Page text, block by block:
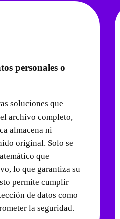
personales o
soluciones que
archivo completo,
almacena ni
original. Solo se
que
lo que garantiza su
permite cumplir
de datos como
la seguridad.